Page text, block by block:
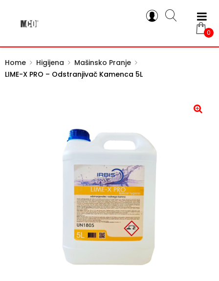
0
Home Higijena
Mašinsko Pranje
LIME-X PRO – Odstranjivač Kamenca 5L